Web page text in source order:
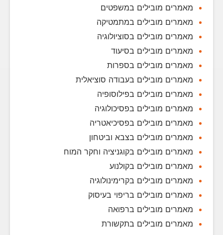
מאמרים מובילים במשפטים
מאמרים מובילים במתמטיקה
מאמרים מובילים בסוציולוגיה
מאמרים מובילים בסיעוד
מאמרים מובילים בספרות
מאמרים מובילים בעבודה סוציאלית
מאמרים מובילים בפילוסופיה
מאמרים מובילים בפסיכולוגיה
מאמרים מובילים בפסיכיאטריה
מאמרים מובילים בצבא וביטחון
מאמרים מובילים בקוגניציה וחקר המוח
מאמרים מובילים בקולנוע
מאמרים מובילים בקרימינולוגיה
מאמרים מובילים בריפוי בעיסוק
מאמרים מובילים ברפואה
מאמרים מובילים בתקשורת